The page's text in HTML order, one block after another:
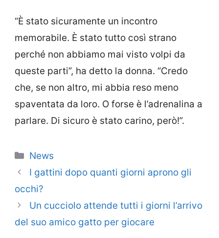
“È stato sicuramente un incontro
memorabile. È stato tutto così strano
perché non abbiamo mai visto volpi da
queste parti”, ha detto la donna. “Credo
che, se non altro, mi abbia reso meno
spaventata da loro. O forse è l’adrenalina a
parlare. Di sicuro è stato carino, però!”.
Categorie
News
I gattini dopo quanti giorni aprono gli
occhi?
Un cucciolo attende tutti i giorni l’arrivo
del suo amico gatto per giocare